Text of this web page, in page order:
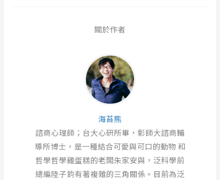
關於作者
海苔熊
諮商心理師；台大心研所畢，彰師大諮商輔
導所博士，是一種結合可愛與可口的動物 和
哲學哲學雞蛋糕的老闆朱家安與，泛科學前
總編陸子鈞有著複雜的三角關係。目前為泛